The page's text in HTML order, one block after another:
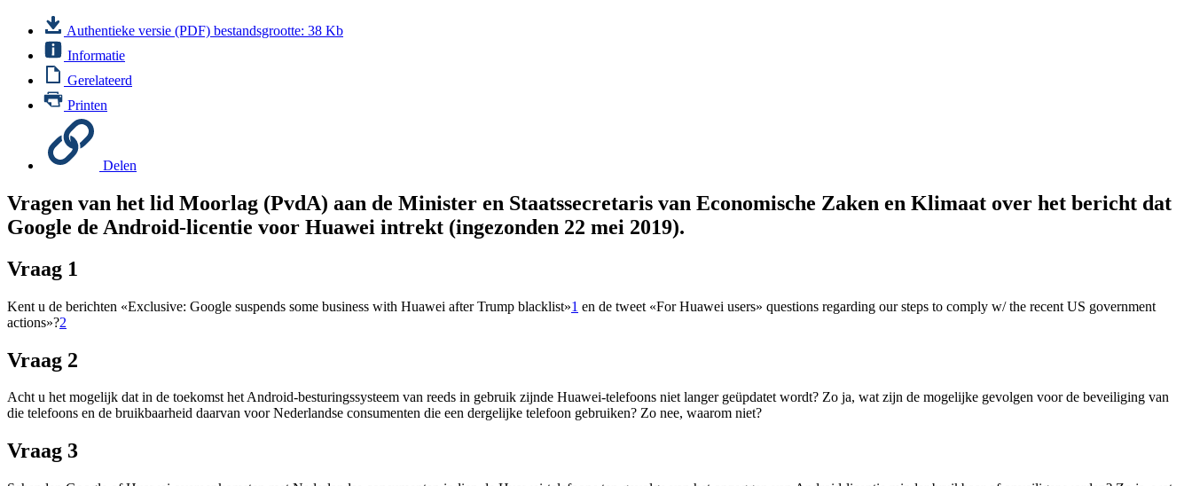
Authentieke versie (PDF) bestandsgrootte: 38 Kb
Informatie
Gerelateerd
Printen
Delen
Vragen van het lid Moorlag (PvdA) aan de Minister en Staatssecretaris van Economische Zaken en Klimaat over het bericht dat
Google de Android-licentie voor Huawei intrekt (ingezonden 22 mei 2019).
Vraag 1
Kent u de berichten «Exclusive: Google suspends some business with Huawei after Trump blacklist»1 en de tweet «For Huawei users» questions regarding our steps to comply w/ the recent US government
actions»?2
Vraag 2
Acht u het mogelijk dat in de toekomst het Android-besturingssysteem van reeds in gebruik zijnde Huawei-telefoons niet langer geüpdatet wordt? Zo ja, wat zijn de mogelijke gevolgen voor de beveiliging van
die telefoons en de bruikbaarheid daarvan voor Nederlandse consumenten die een dergelijke telefoon gebruiken? Zo nee, waarom niet?
Vraag 3